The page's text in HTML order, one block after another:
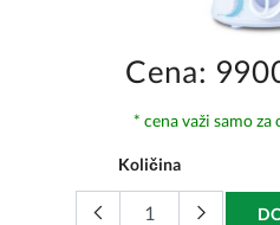
Cena:
* cena važi samo
Količina